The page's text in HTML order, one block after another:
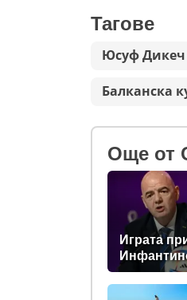
Тагове
Юсуф Дикеч
Балканска
Oще от
Играта